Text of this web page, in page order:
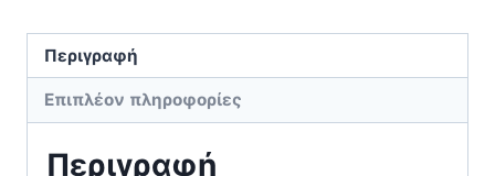
Περιγραφή
Επιπλέον πληροφορίες
Περιγραφή